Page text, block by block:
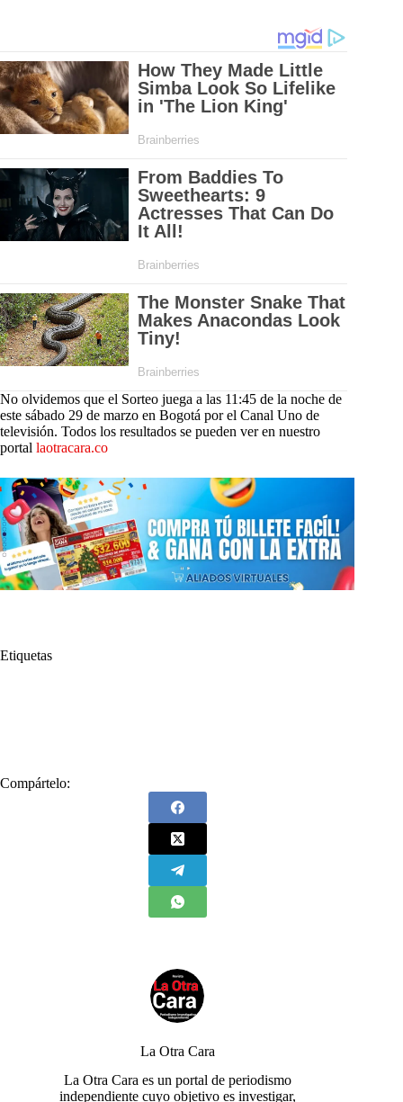
No olvidemos que el Sorteo juega a las 11:45 de la noche de
este sábado 29 de marzo en Bogotá por el Canal Uno de
televisión. Todos los resultados se pueden ver en nuestro
portal laotracara.co
Etiquetas
Compártelo:
La Otra Cara
La Otra Cara es un portal de periodismo
independiente cuyo objetivo es investigar,